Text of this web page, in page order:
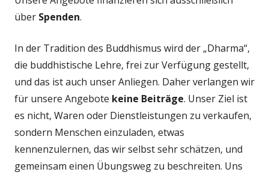
über Spenden.
In der Tradition des Buddhismus wird der „Dharma“,
die buddhistische Lehre, frei zur Verfügung gestellt,
und das ist auch unser Anliegen. Daher verlangen wir
für unsere Angebote keine Beiträge. Unser Ziel ist
es nicht, Waren oder Dienstleistungen zu verkaufen,
sondern Menschen einzuladen, etwas
kennenzulernen, das wir selbst sehr schätzen, und
gemeinsam einen Übungsweg zu beschreiten. Uns